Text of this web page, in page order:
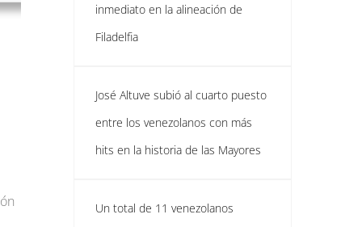
inmediato en la alineación de
Filadelfia
José Altuve subió al cuarto puesto
entre los venezolanos con más
hits en la historia de las Mayores
Un total de 11 venezolanos